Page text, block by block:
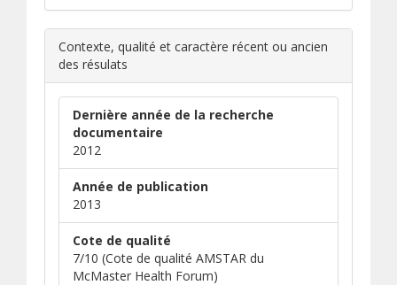
Contexte, qualité et caractère récent ou ancien
des résulats
Dernière année de la recherche
documentaire
2012
Année de publication
2013
Cote de qualité
7/10 (Cote de qualité AMSTAR du
McMaster Health Forum)